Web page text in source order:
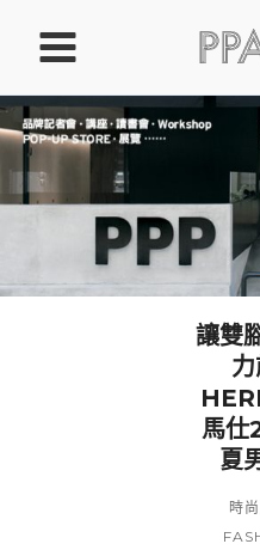
要
內
讓雙
馬仕
夏
時尚